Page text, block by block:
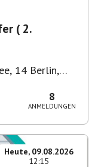
( 2.
14 Berlin,
8
ANMELDUNGEN
Heute, 09.08.2026
12:15